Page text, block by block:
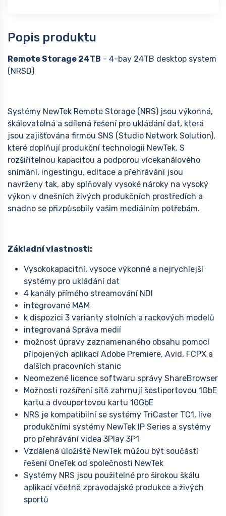
Popis produktu
Remote Storage 24TB - 4-bay 24TB desktop system
(NRSD)
Systémy NewTek Remote Storage (NRS) jsou výkonná,
škálovatelná a sdílená řešení pro ukládání dat, která
jsou zajišťována firmou SNS (Studio Network Solution),
které doplňují produkční technologii NewTek. S
rozšiřitelnou kapacitou a podporou vícekanálového
snímání, ingestingu, editace a přehrávání jsou
navrženy tak, aby splňovaly vysoké nároky na vysoký
výkon v dnešních živých produkčních prostředích a
snadno se přizpůsobily vašim mediálním potřebám.
Základní vlastnosti:
Vysokokapacitní, vysoce výkonné a nejrychlejší
systémy pro ukládání dat
4 kanály přímého streamování NDI
integrované MAM
k dispozici 3 varianty stolních a rackových modelů
integrovaná Správa medií
možnost úpravy zaznamenaného obsahu pomocí
připojených aplikací Adobe Premiere, Avid, FCPX a
dalších pracovních stanic
Neomezené licence softwaru správy ShareBrowser
Možnosti rozšíření sítě zahrnují šestiportovou 1GbE
kartu a dvouportovou kartu 10GbE
NRS je kompatibilní se systémy TriCaster TC1, live
produkčními systémy NewTek IP Series a systémy
pro přehrávání videa 3Play 3P1
Vzdálená úložiště NewTek můžou být součástí
řešení OneTek od společnosti NewTek
Systémy NRS jsou použitelné pro širokou škálu
aplikací včetně zpravodajské produkce a živých
sportů